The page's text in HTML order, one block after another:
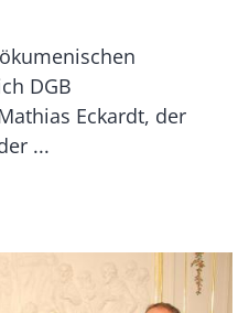
DGB
Eckardt, der
...